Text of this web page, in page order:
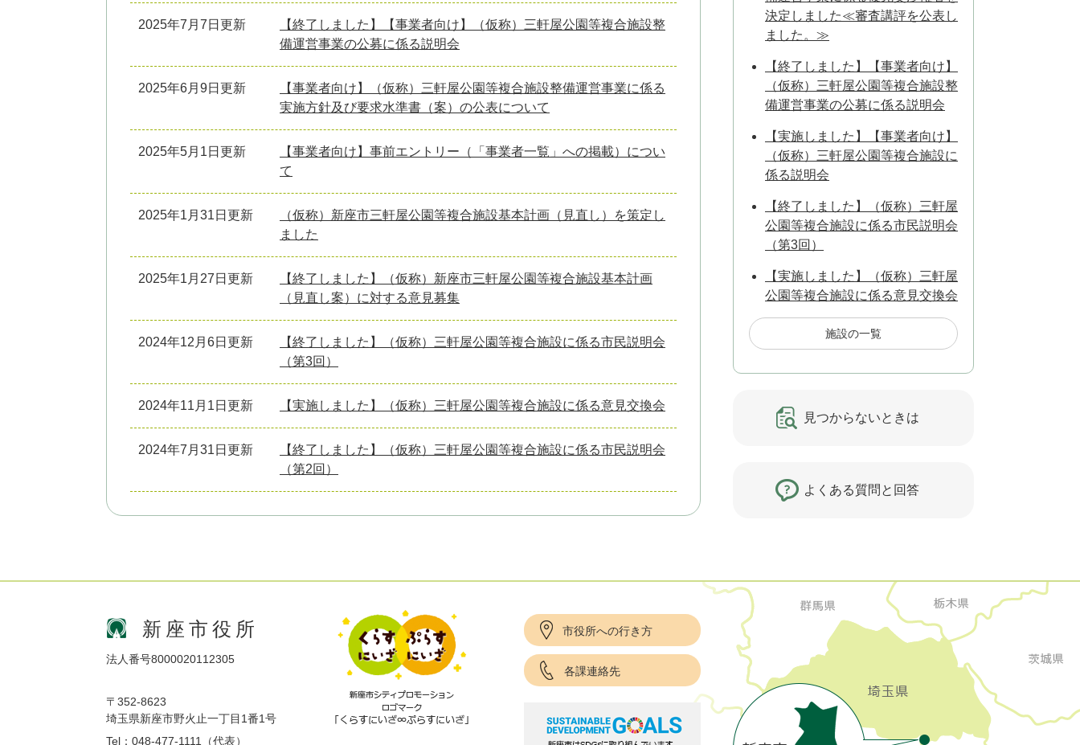
2025年7月7日更新
【終了しました】【事業者向け】（仮称）三軒屋公園等複合施設整
備運営事業の公募に係る説明会
2025年6月9日更新
【事業者向け】（仮称）三軒屋公園等複合施設整備運営事業に係る
実施方針及び要求水準書（案）の公表について
2025年5月1日更新
【事業者向け】事前エントリー（「事業者一覧」への掲載）につい
て
2025年1月31日更新
（仮称）新座市三軒屋公園等複合施設基本計画（見直し）を策定し
ました
2025年1月27日更新
【終了しました】（仮称）新座市三軒屋公園等複合施設基本計画
（見直し案）に対する意見募集
2024年12月6日更新
【終了しました】（仮称）三軒屋公園等複合施設に係る市民説明会
（第3回）
2024年11月1日更新 【実施しました】（仮称）三軒屋公園等複合施設に係る意見交換会
2024年7月31日更新
【終了しました】（仮称）三軒屋公園等複合施設に係る市民説明会
（第2回）
決定しました≪審査講評を公表し
ました。≫
【終了しました】【事業者向け】
（仮称）三軒屋公園等複合施設整
備運営事業の公募に係る説明会
【実施しました】【事業者向け】
（仮称）三軒屋公園等複合施設に
係る説明会
【終了しました】（仮称）三軒屋
公園等複合施設に係る市民説明会
（第3回）
【実施しました】（仮称）三軒屋
公園等複合施設に係る意見交換会
施設の一覧
見つからないときは
よくある質問と回答
新座市役所
法人番号8000020112305
〒352-8623
埼玉県新座市野火止一丁目1番1号
Tel：048-477-1111（代表）
市役所への行き方
各課連絡先